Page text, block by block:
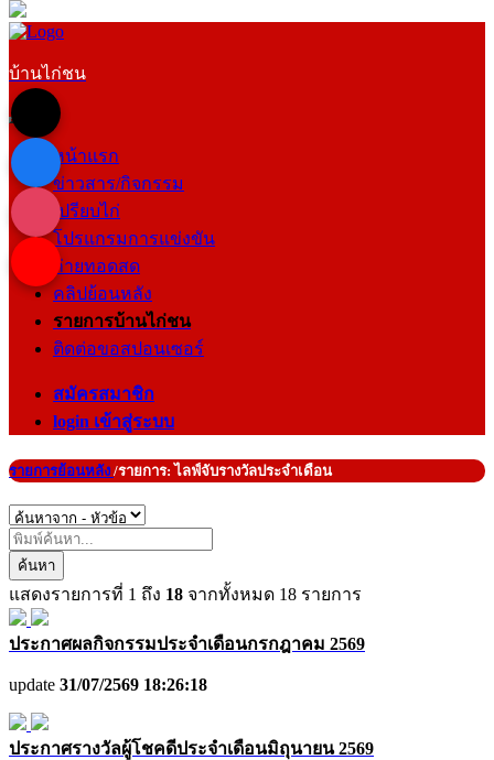
บ้านไก่ชน
หน้าแรก
ข่าวสาร/กิจกรรม
เปรียบไก่
โปรแกรมการแข่งขัน
ถ่ายทอดสด
คลิปย้อนหลัง
รายการบ้านไก่ชน
ติดต่อขอสปอนเซอร์
สมัครสมาชิก
login เข้าสู่ระบบ
รายการย้อนหลัง /รายการ: ไลฟ์จับรางวัลประจำเดือน
ค้นหา
แสดงรายการที่ 1 ถึง 18 จากทั้งหมด 18 รายการ
ประกาศผลกิจกรรมประจำเดือนกรกฎาคม 2569
update 31/07/2569 18:26:18
ประกาศรางวัลผู้โชคดีประจำเดือนมิถุนายน 2569